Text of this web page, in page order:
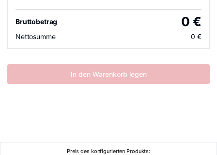
Bruttobetrag 0 €
Nettosumme 0 €
In den Warenkorb legen
Preis des konfigurierten Produkts: